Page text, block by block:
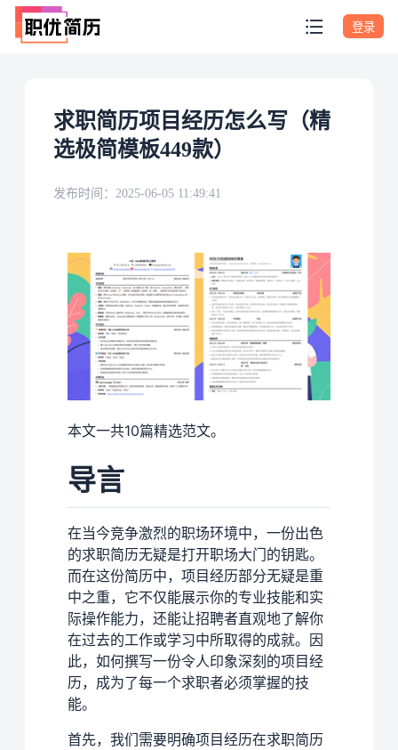
登录
求职简历项目经历怎么写（精
选极简模板449款）
发布时间： 2025-06-05 11:49:41
本文一共10篇精选范文。
导言
在当今竞争激烈的职场环境中，一份出色
的求职简历无疑是打开职场大门的钥匙。
而在这份简历中，项目经历部分无疑是重
中之重，它不仅能展示你的专业技能和实
际操作能力，还能让招聘者直观地了解你
在过去的工作或学习中所取得的成就。因
此，如何撰写一份令人印象深刻的项目经
历，成为了每一个求职者必须掌握的技
能。
首先，我们需要明确项目经历在求职简历